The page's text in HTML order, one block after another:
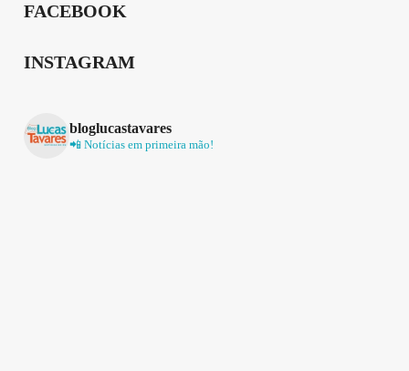
FACEBOOK
INSTAGRAM
bloglucastavares
📲 Notícias em primeira mão!